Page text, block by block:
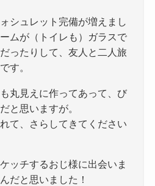
シュレット完備が増えまし
ムが（トイレも）ガラスで
ったりして、友人と二人旅
す。
丸見えに作ってあって、び
と思いますが。
て、さらしてきてください
ッチするおじ様に出会いま
だと思いました！